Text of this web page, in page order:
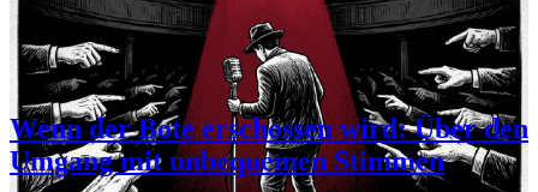
Wenn der Bote erschossen wird: Über den
Umgang mit unbequemen Stimmen